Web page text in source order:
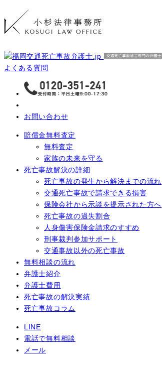
よくある質問
お問い合わせ
賠償金無料査定
無料査定
家族の未来を守る
死亡事故解決の詳細
死亡事故の発生から解決までの流れ
交通死亡事故で請求できる損害
保険会社から示談を提示された方へ
死亡事故の過失割合
人身傷害保険金請求のすすめ
刑事裁判参加サポート
交通事故以外の死亡事故
無料相談の流れ
弁護士紹介
弁護士費用
死亡事故の解決実績
死亡事故コラム
LINE
電話で無料相談
メール